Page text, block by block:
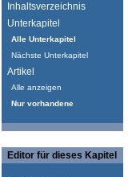
Inhaltsverzeichnis
Unterkapitel
Alle Unterkapitel
Nächste Unterkapitel
Artikel
Alle anzeigen
Nur vorhandene
Editor für dieses Kapitel